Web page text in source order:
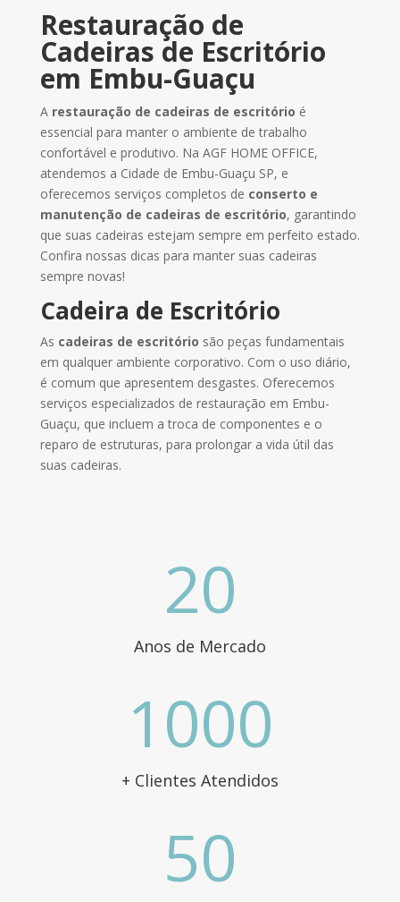
Restauração de
Cadeiras de Escritório
em Embu-Guaçu
A restauração de cadeiras de escritório é
essencial para manter o ambiente de trabalho
confortável e produtivo. Na AGF HOME OFFICE,
atendemos a Cidade de Embu-Guaçu SP, e
oferecemos serviços completos de conserto e
manutenção de cadeiras de escritório, garantindo
que suas cadeiras estejam sempre em perfeito estado.
Confira nossas dicas para manter suas cadeiras
sempre novas!
Cadeira de Escritório
As cadeiras de escritório são peças fundamentais
em qualquer ambiente corporativo. Com o uso diário,
é comum que apresentem desgastes. Oferecemos
serviços especializados de restauração em Embu-
Guaçu, que incluem a troca de componentes e o
reparo de estruturas, para prolongar a vida útil das
suas cadeiras.
20
Anos de Mercado
1000
+ Clientes Atendidos
50